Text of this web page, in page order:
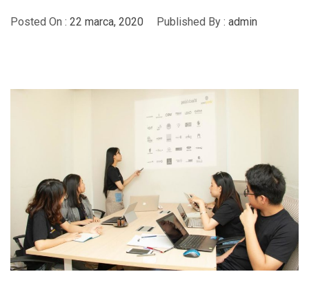
Posted On : 22 marca, 2020 Published By : admin